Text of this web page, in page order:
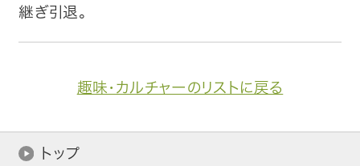
継ぎ引退。
趣味・カルチャーのリストに戻る
トップ